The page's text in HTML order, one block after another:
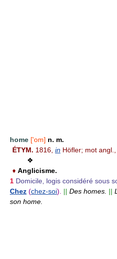
home ['om] n. m.
ÉTYM. 1816, in Höfler; mot angl.,
❖
♦ Anglicisme.
1 Domicile, logis considéré sous
Chez (chez-soi). || Des homes. ||
son home.